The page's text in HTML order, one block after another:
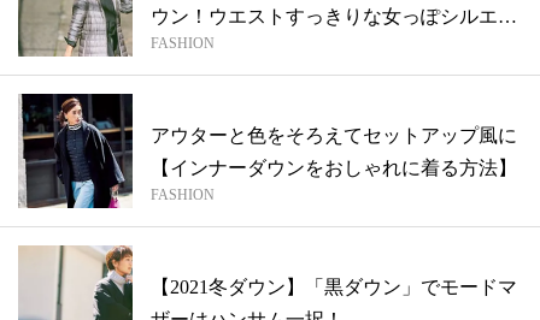
ウン！ウエストすっきりな女っぽシルエ
ッ...
FASHION
アウターと色をそろえてセットアップ風に
【インナーダウンをおしゃれに着る方法】
FASHION
【2021冬ダウン】「黒ダウン」でモードマ